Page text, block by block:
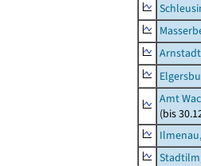
Amt
(bis